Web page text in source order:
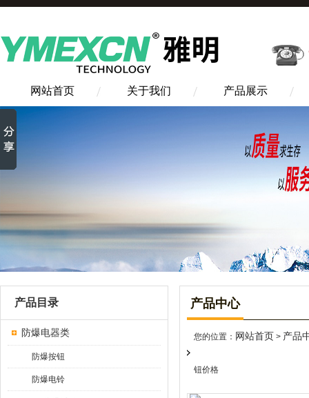
网站首页 关于我们 产品展示
产品目录
防爆电器类
防爆按钮
防爆电铃
产品中心
您的位置： 网站首页 > 产品
钮价格